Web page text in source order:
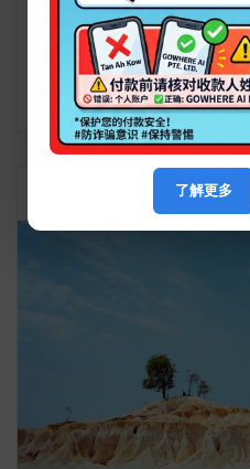
了解更多
【民丹岛】爆火新晋网红
Resort 两天一夜配套